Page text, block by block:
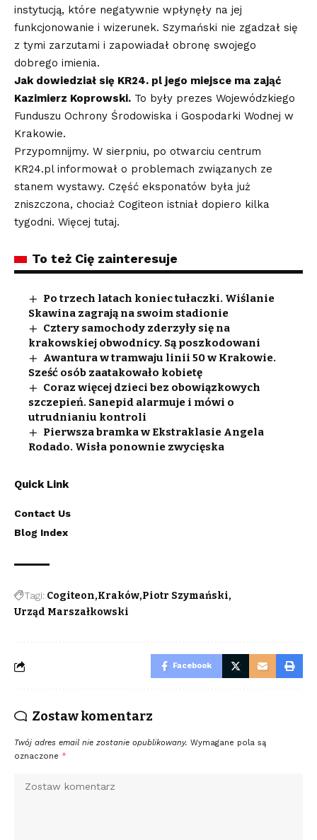
instytucją, które negatywnie wpłynęły na jej
funkcjonowanie i wizerunek. Szymański nie zgadzał się
z tymi zarzutami i zapowiadał obronę swojego
dobrego imienia.
Jak dowiedział się KR24. pl jego miejsce ma zająć
Kazimierz Koprowski. To były prezes Wojewódzkiego
Funduszu Ochrony Środowiska i Gospodarki Wodnej w
Krakowie.
Przypomnijmy. W sierpniu, po otwarciu centrum
KR24.pl informował o problemach związanych ze
stanem wystawy. Część eksponatów była już
zniszczona, chociaż Cogiteon istniał dopiero kilka
tygodni. Więcej tutaj.
To też Cię zainteresuje
Po trzech latach koniec tułaczki. Wiślanie
Skawina zagrają na swoim stadionie
Cztery samochody zderzyły się na
krakowskiej obwodnicy. Są poszkodowani
Awantura w tramwaju linii 50 w Krakowie.
Sześć osób zaatakowało kobietę
Coraz więcej dzieci bez obowiązkowych
szczepień. Sanepid alarmuje i mówi o
utrudnianiu kontroli
Pierwsza bramka w Ekstraklasie Angela
Rodado. Wisła ponownie zwycięska
Quick Link
Contact Us
Blog Index
Tagi: Cogiteon Kraków Piotr Szymański
Urząd Marszałkowski
Facebook
Zostaw komentarz
Twój adres email nie zostanie opublikowany. Wymagane pola są
oznaczone *